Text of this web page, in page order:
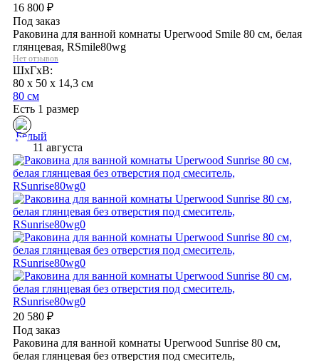
16 800 ₽
Под заказ
Раковина для ванной комнаты Uperwood Smile 80 см, белая
глянцевая, RSmile80wg
Нет отзывов
ШхГхВ:
80 x 50 x 14,3 см
80 см
Есть 1 размер
11 августа
20 580 ₽
Под заказ
Раковина для ванной комнаты Uperwood Sunrise 80 см,
белая глянцевая без отверстия под смеситель,